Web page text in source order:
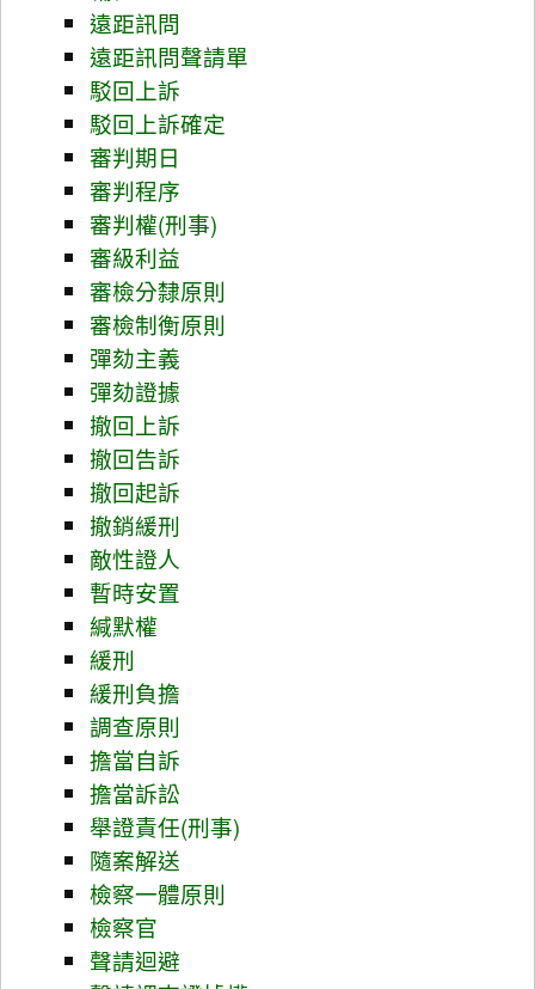
遠距訊問
遠距訊問聲請單
駁回上訴
駁回上訴確定
審判期日
審判程序
審判權(刑事)
審級利益
審檢分隸原則
審檢制衡原則
彈劾主義
彈劾證據
撤回上訴
撤回告訴
撤回起訴
撤銷緩刑
敵性證人
暫時安置
緘默權
緩刑
緩刑負擔
調查原則
擔當自訴
擔當訴訟
舉證責任(刑事)
隨案解送
檢察一體原則
檢察官
聲請迴避